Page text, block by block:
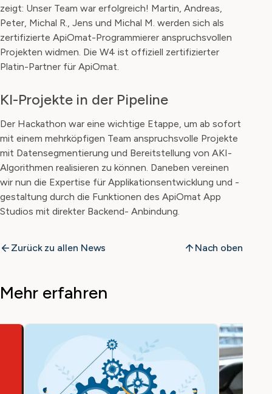
zeigt: Unser Team war erfolgreich! Martin, Andreas,
Peter, Michal R., Jens und Michal M. werden sich als
zertifizierte ApiOmat-Programmierer anspruchsvollen
Projekten widmen. Die W4 ist offiziell zertifizierter
Platin-Partner für ApiOmat.
KI-Projekte in der Pipeline
Der Hackathon war eine wichtige Etappe, um ab sofort
mit einem mehrköpfigen Team anspruchsvolle Projekte
mit Datensegmentierung und Bereitstellung von AKI-
Algorithmen realisieren zu können. Daneben vereinen
wir nun die Expertise für Applikationsentwicklung und -
gestaltung durch die Funktionen des ApiOmat App
Studios mit direkter Backend- Anbindung.
Zurück zu allen News Nach oben
Mehr erfahren